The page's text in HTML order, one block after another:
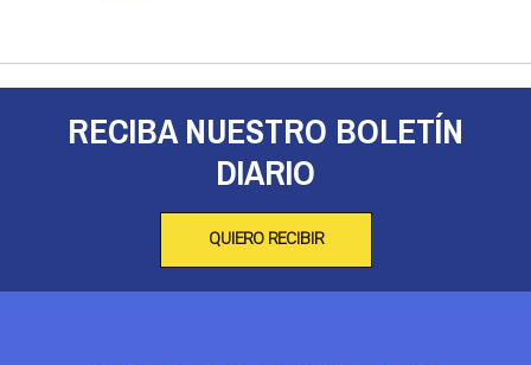
RECIBA NUESTRO BOLETÍN
DIARIO
QUIERO RECIBIR